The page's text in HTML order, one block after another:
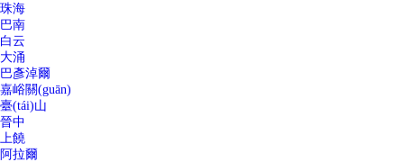
珠海
巴南
白云
大涌
巴彥淖爾
嘉峪關(guān)
臺(tái)山
晉中
上饒
阿拉爾